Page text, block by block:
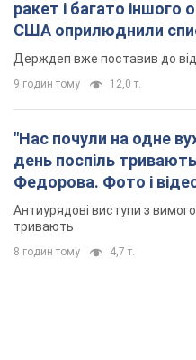
ракет і багато іншого
США оприлюднили
Держдеп вже поставив до
9 годин тому 12,0 т.
"Нас почули на одне
день поспіль
Федорова. Фото і
Антиурядові виступи з
тривають
8 годин тому 4,7 т.